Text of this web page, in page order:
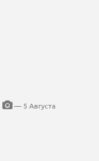
— 5 Августа